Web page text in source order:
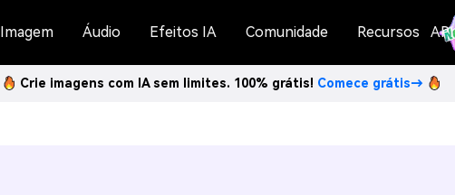
Imagem Áudio Efeitos IA Comunidade Recursos API
Crie imagens com IA sem limites. 100% grátis! Comece grátis→